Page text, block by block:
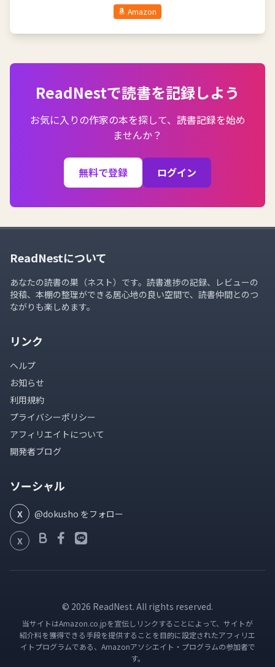
Amazon
ReadNestで読書を記録しよう
お気に入りの作家の本を探して、読書記録を始め
ませんか？
無料で登録 ログイン
ReadNestについて
あなたの読書の巣（ネスト）です。読書進捗の記録、レビューの
投稿、本棚の整理ができる居心地の良い空間で、読書仲間とのつ
ながりも楽しめます。
リンク
ヘルプ
お知らせ
利用規約
プライバシーポリシー
アフィリエイトについて
開発者ブログ
ソーシャル
X @dokusho をフォロー
X
© 2026 ReadNest. All rights reserved.
当サイトはAmazon.co.jpを宣伝しリンクすることによって、サイトが
紹介料を獲得できる手段を提供することを目的に設定されたアフィリエ
イトプログラムである、Amazonアソシエイト・プログラムの参加者で
す。